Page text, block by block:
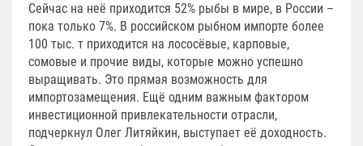
Сейчас на неё приходится 52% рыбы в мире, в России –
пока только 7%. В российском рыбном импорте более
100 тыс. т приходится на лососёвые, карповые,
сомовые и прочие виды, которые можно успешно
выращивать. Это прямая возможность для
импортозамещения. Ещё одним важным фактором
инвестиционной привлекательности отрасли,
подчеркнул Олег Литяйкин, выступает её доходность.